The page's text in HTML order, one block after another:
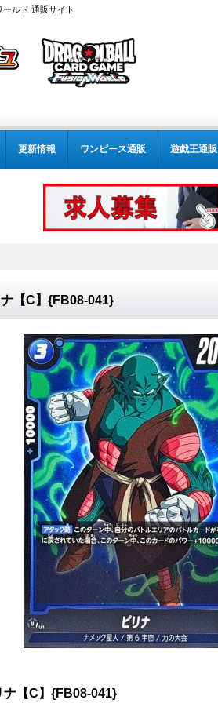
ルド 通販サイト
更新情報 ワンピース通販 遊戯王通販
【C】{FB08-041}
ナ【C】{FB08-041}